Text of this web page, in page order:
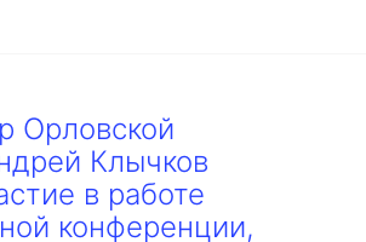
Орловской
Клычков
в работе
конференции,